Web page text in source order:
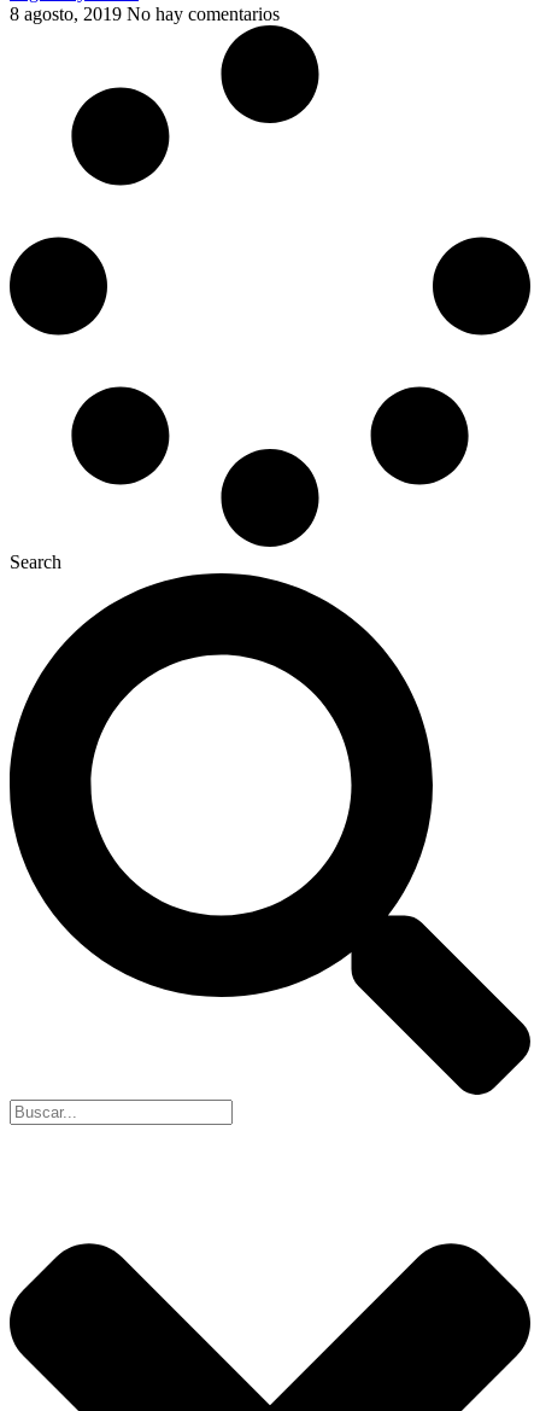
8 agosto, 2019 No hay comentarios
Search